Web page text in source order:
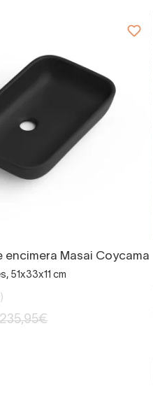
encimera Masai Coycama
51x33x11 cm
235,95€